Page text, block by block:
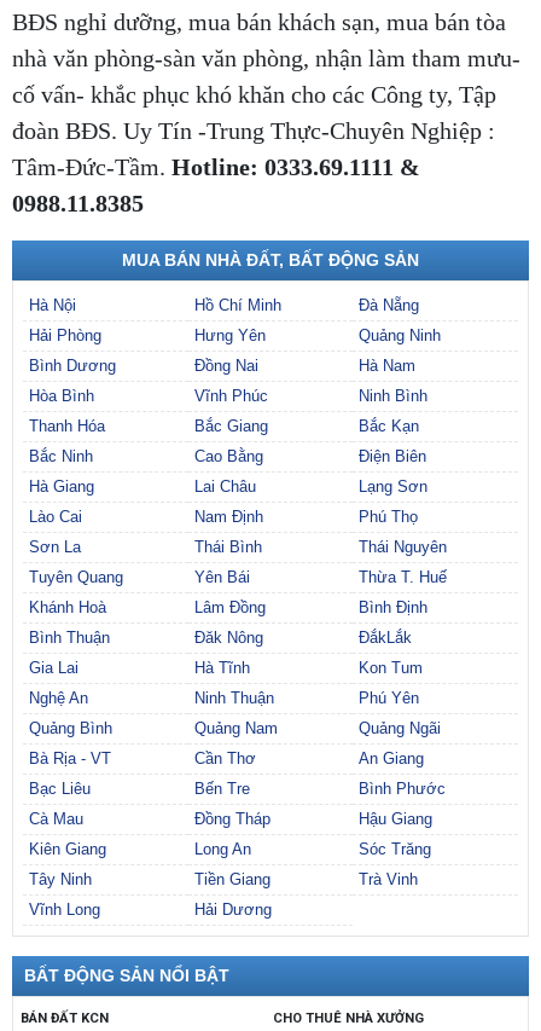
BĐS nghỉ dưỡng, mua bán khách sạn, mua bán tòa
nhà văn phòng-sàn văn phòng, nhận làm tham mưu-
cố vấn- khắc phục khó khăn cho các Công ty, Tập
đoàn BĐS. Uy Tín -Trung Thực-Chuyên Nghiệp :
Tâm-Đức-Tầm. Hotline: 0333.69.1111 &
0988.11.8385
MUA BÁN NHÀ ĐẤT, BẤT ĐỘNG SẢN
Hà Nội Hồ Chí Minh
Đà Nẵng
Hải Phòng
Hưng Yên
Quảng Ninh
Bình Dương
Đồng Nai
Hà Nam
Hòa Bình
Vĩnh Phúc
Ninh Bình
Thanh Hóa
Bắc Giang
Bắc Kạn
Bắc Ninh
Cao Bằng
Điện Biên
Hà Giang
Lai Châu
Lạng Sơn
Lào Cai
Nam Định
Phú Thọ
Sơn La
Thái Bình
Thái Nguyên
Tuyên Quang
Yên Bái
Thừa T. Huế
Khánh Hoà
Lâm Đồng
Bình Định
Bình Thuận
Đăk Nông
ĐắkLắk
Gia Lai
Hà Tĩnh
Kon Tum
Nghệ An
Ninh Thuận
Phú Yên
Quảng Bình
Quảng Nam
Quảng Ngãi
Bà Rịa - VT
Cần Thơ
An Giang
Bạc Liêu
Bến Tre
Bình Phước
Cà Mau
Đồng Tháp
Hậu Giang
Kiên Giang
Long An
Sóc Trăng
Tây Ninh
Tiền Giang
Trà Vinh
Vĩnh Long
Hải Dương
BẤT ĐỘNG SẢN NỔI BẬT
BÁN ĐẤT KCN CHO THUÊ NHÀ XƯỞNG